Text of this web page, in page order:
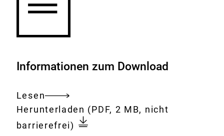
Informationen zum Download
Lesen
Gesamtes
Dokument
Download:
Herunterladen Med-
Vet-
(PDF, 2 MB, nicht
barrierefrei)